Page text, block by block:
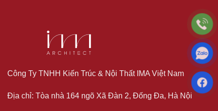
Công Ty TNHH Kiến Trúc & Nội Thất IMA Việt Nam
Địa chỉ: Tòa nhà 164 ngõ Xã Đàn 2, Đống Đa, Hà Nội